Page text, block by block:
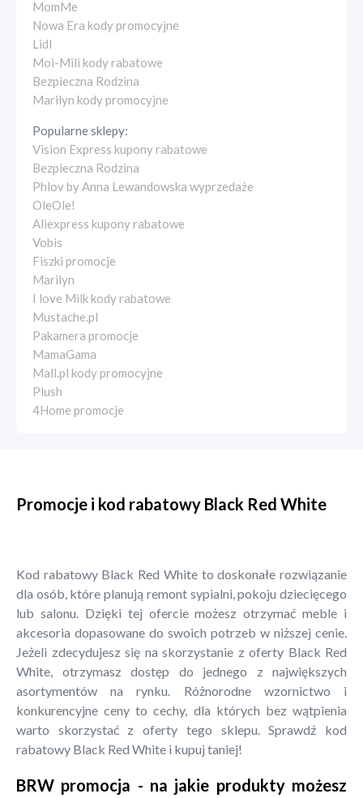
MomMe
Nowa Era kody promocyjne
Lidl
Moi-Mili kody rabatowe
Bezpieczna Rodzina
Marilyn kody promocyjne
Popularne sklepy:
Vision Express kupony rabatowe
Bezpieczna Rodzina
Phlov by Anna Lewandowska wyprzedaże
OleOle!
Aliexpress kupony rabatowe
Vobis
Fiszki promocje
Marilyn
I love Milk kody rabatowe
Mustache.pl
Pakamera promocje
MamaGama
Mall.pl kody promocyjne
Plush
4Home promocje
Promocje i kod rabatowy Black Red White
Kod rabatowy Black Red White to doskonałe rozwiązanie
dla osób, które planują remont sypialni, pokoju dziecięcego
lub salonu. Dzięki tej ofercie możesz otrzymać meble i
akcesoria dopasowane do swoich potrzeb w niższej cenie.
Jeżeli zdecydujesz się na skorzystanie z oferty Black Red
White, otrzymasz dostęp do jednego z największych
asortymentów na rynku. Różnorodne wzornictwo i
konkurencyjne ceny to cechy, dla których bez wątpienia
warto skorzystać z oferty tego sklepu. Sprawdź kod
rabatowy Black Red White i kupuj taniej!
BRW promocja - na jakie produkty możesz